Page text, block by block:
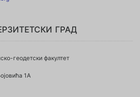
град
геодетски факултет
1A